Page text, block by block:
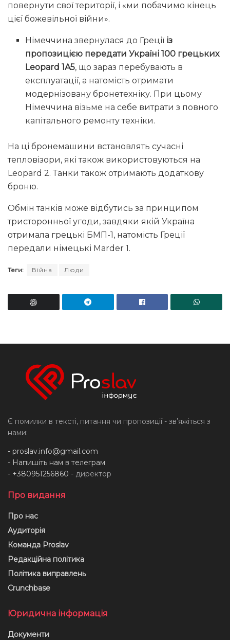
повернути свої території, і «ми побачимо кінець
цієї божевільної війни».
Німеччина звернулася до Греції із
пропозицією передати Україні 100 грецьких
Leopard 1A5, що зараз перебувають в
експлуатації, а натомість отримати
модернізовану бронетехніку. При цьому
Німеччина візьме на себе витрати з повного
капітального ремонту техніки.
На ці бронемашини встановлять сучасні
тепловізори, які також використовуються на
Leopard 2. Танки також отримають додаткову
броню.
Обмін танків може відбутись за принципом
тристоронньої угоди, завдяки якій Україна
отримала грецькі БМП-1, натомість Греції
передали німецькі Marder 1.
Теги: Війна Люди
Є помилки в тексті, питання чи пропозиції - звʼяжіться з
нами:
- proslav.info@gmail.com
- Напишіть нам в телеграм
- +380951256860 - директор
Про видання
Про нас
Аудиторія
Команда Proslav
Редакційна політика
Політика виправлень
Crunchbase
Юридична інформація
Документи